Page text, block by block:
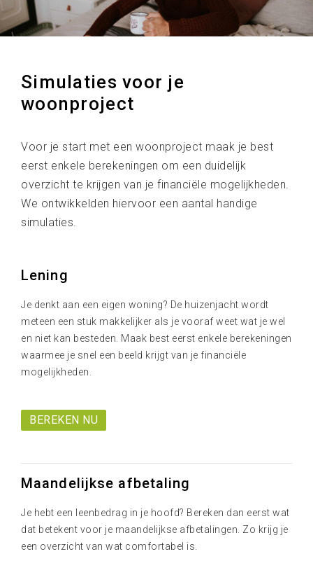
Simulaties voor je
woonproject
Voor je start met een woonproject maak je best
eerst enkele berekeningen om een duidelijk
overzicht te krijgen van je financiële mogelijkheden.
We ontwikkelden hiervoor een aantal handige
simulaties.
Lening
Je denkt aan een eigen woning? De huizenjacht wordt
meteen een stuk makkelijker als je vooraf weet wat je wel
en niet kan besteden. Maak best eerst enkele berekeningen
waarmee je snel een beeld krijgt van je financiële
mogelijkheden.
BEREKEN NU
Maandelijkse afbetaling
Je hebt een leenbedrag in je hoofd? Bereken dan eerst wat
dat betekent voor je maandelijkse afbetalingen. Zo krijg je
een overzicht van wat comfortabel is.